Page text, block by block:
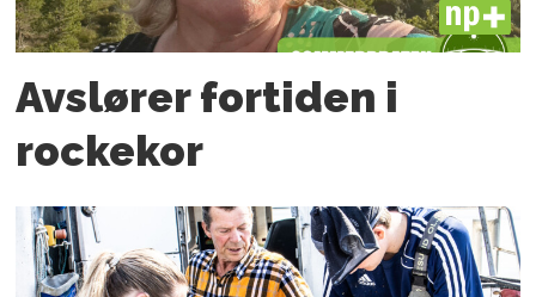
PLUS
Avslører fortiden i
rockekor